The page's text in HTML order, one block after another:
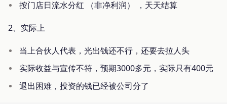
按门店日流水分红 （非净利润） ，天天结算
2、实际上
当上合伙人代表，光出钱还不行，还要去拉人头
实际收益与宣传不符，预期3000多元，实际只有400元
退出困难，投资的钱已经被公司分了